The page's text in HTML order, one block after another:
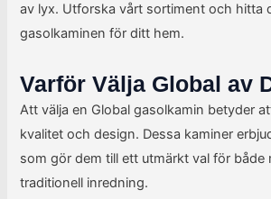
av lyx. Utforska vårt sortiment och hitta
gasolkaminen för ditt hem.
Varför Välja Global av
Att välja en Global gasolkamin betyder
kvalitet och design. Dessa kaminer
som gör dem till ett utmärkt val för både
traditionell inredning.